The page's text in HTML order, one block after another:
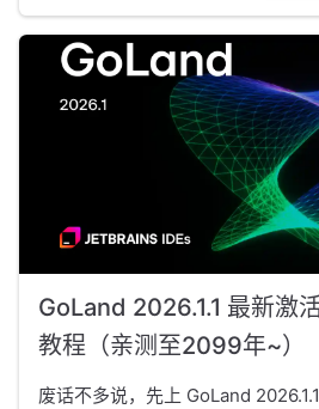
GoLand 2026.1.1 最新激
教程（亲测至2099年~）
废话不多说，先上 GoLand